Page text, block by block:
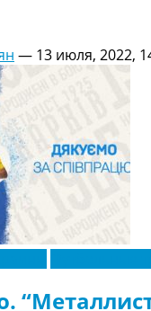
— 13 июля, 2022,